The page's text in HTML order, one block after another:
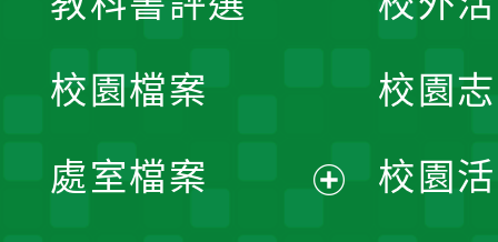
單
校園檔案
處室檔案
校園
校園